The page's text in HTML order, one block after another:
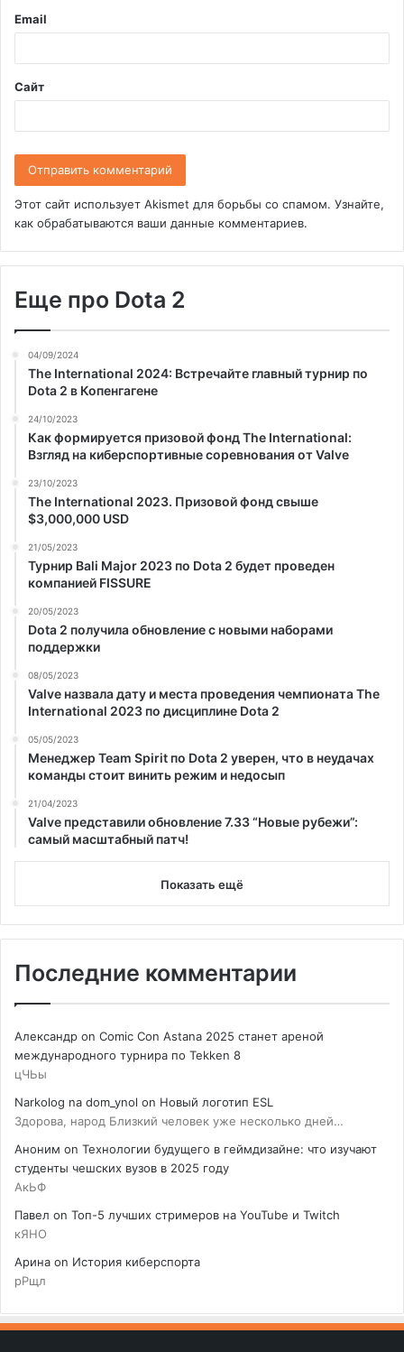
й
*
Email
Сайт
Этот сайт использует Akismet для борьбы со спамом. Узнайте,
как обрабатываются ваши данные комментариев.
Еще про Dota 2
04/09/2024
The International 2024: Встречайте главный турнир по
Dota 2 в Копенгагене
24/10/2023
Как формируется призовой фонд The International:
Взгляд на киберспортивные соревнования от Valve
23/10/2023
The International 2023. Призовой фонд свыше
$3,000,000 USD
21/05/2023
Турнир Bali Major 2023 по Dota 2 будет проведен
компанией FISSURE
20/05/2023
Dota 2 получила обновление с новыми наборами
поддержки
08/05/2023
Valve назвала дату и места проведения чемпионата The
International 2023 по дисциплине Dota 2
05/05/2023
Менеджер Team Spirit по Dota 2 уверен, что в неудачах
команды стоит винить режим и недосып
21/04/2023
Valve представили обновление 7.33 “Новые рубежи”:
самый масштабный патч!
Показать ещё
Последние комментарии
Александр on Comic Con Astana 2025 станет ареной
международного турнира по Tekken 8
цЧЬы
Narkolog na dom_ynol on Новый логотип ESL
Здорова, народ Близкий человек уже несколько дней…
Аноним on Технологии будущего в геймдизайне: что изучают
студенты чешских вузов в 2025 году
АкЬФ
Павел on Топ-5 лучших стримеров на YouTube и Twitch
кЯНО
Арина on История киберспорта
рРщл